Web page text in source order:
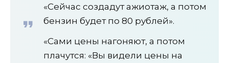
«Сейчас создадут ажиотаж, а потом
бензин будет по 80 рублей».
«Сами цены нагоняют, а потом
плачутся: «Вы видели цены на